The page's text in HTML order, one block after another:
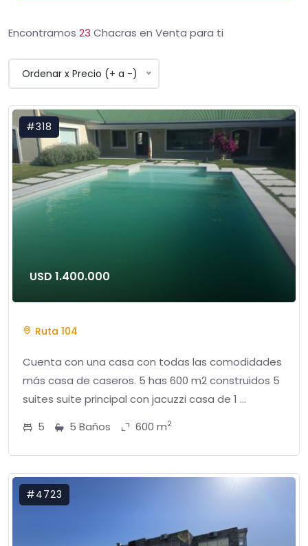
Encontramos 23 Chacras en Venta para ti
Ordenar x Precio (+ a -)
#318
USD 1.400.000
Ruta 104
Cuenta con una casa con todas las comodidades
más casa de caseros. 5 has 600 m2 construidos 5
suites suite principal con jacuzzi casa de 1 ...
5
5 Baños 600 m2
#4723